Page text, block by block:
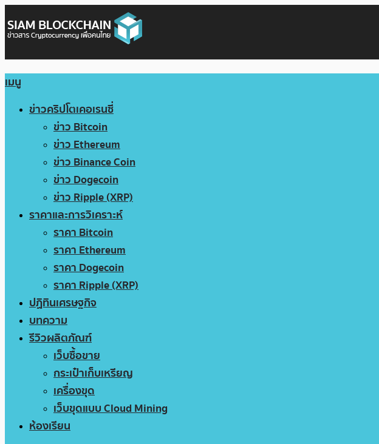
เมนู
ข่าวคริปโตเคอเรนซี่
ข่าว Bitcoin
ข่าว Ethereum
ข่าว Binance Coin
ข่าว Dogecoin
ข่าว Ripple (XRP)
ราคาและการวิเคราะห์
ราคา Bitcoin
ราคา Ethereum
ราคา Dogecoin
ราคา Ripple (XRP)
ปฏิทินเศรษฐกิจ
บทความ
รีวิวผลิตภัณฑ์
เว็บซื้อขาย
กระเป๋าเก็บเหรียญ
เครื่องขุด
เว็บขุดแบบ Cloud Mining
ห้องเรียน